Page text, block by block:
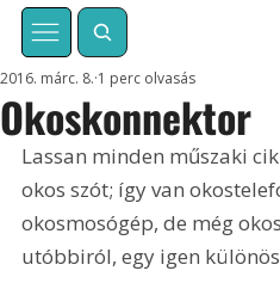
Okoskonnektor
2016. márc. 8. 1 perc olvasás
Lassan minden műszaki
okos szót; így van
okosmosógép, de még
utóbbiról, egy igen